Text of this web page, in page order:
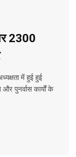
2300
में हुई हुई
पुनर्वास कार्यों के